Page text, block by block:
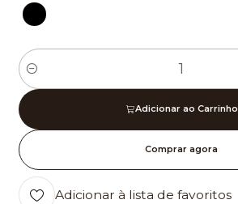
Quantidade
Adicionar ao Carrinho
Comprar agora
Adicionar à lista de favoritos